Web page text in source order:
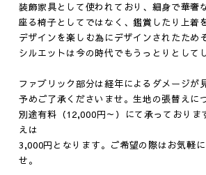
装飾家具として使われており、細身で華奢
座る椅子としてではなく、鑑賞したり上着
デザインを楽しむ為にデザインされたため
シルエットは今の時代でもうっとりとして
ファブリック部分は経年によるダメージが
予めご了承くださいませ。生地の張替えに
別途有料（12,000円～）にて承っておりま
えは
3,000円となります。ご希望の際はお気軽
せ。